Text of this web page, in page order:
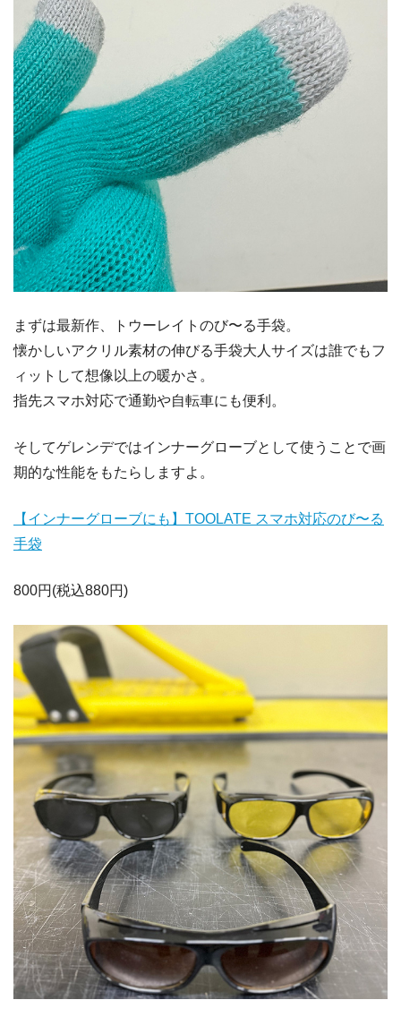
まずは最新作、トウーレイトのび〜る手袋。
懐かしいアクリル素材の伸びる手袋大人サイズは誰でもフ
ィットして想像以上の暖かさ。
指先スマホ対応で通勤や自転車にも便利。
そしてゲレンデではインナーグローブとして使うことで画
期的な性能をもたらしますよ。
【インナーグローブにも】TOOLATE スマホ対応のび〜る
手袋
800円(税込880円)